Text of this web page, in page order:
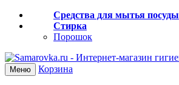
Средства для мытья посуды
Стирка
Порошок
Меню Корзина